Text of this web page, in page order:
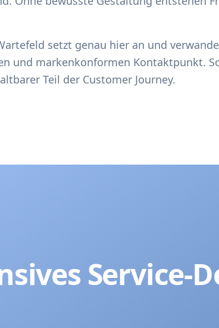
setzt genau hier an und
und markenkonformen Kontaktpunkt.
Teil der Customer Journey.
Service-